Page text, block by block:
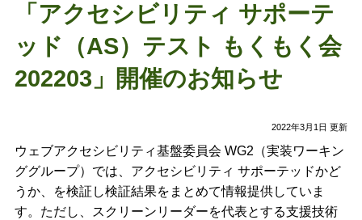
「アクセシビリティ サポーテ
ッド（AS）テスト もくもく会
202203」開催のお知らせ
2022年3月1日 更新
ウェブアクセシビリティ基盤委員会 WG2（実装ワーキン
ググループ）では、アクセシビリティ サポーテッドかど
うか、を検証し検証結果をまとめて情報提供していま
す。ただし、スクリーンリーダーを代表とする支援技術